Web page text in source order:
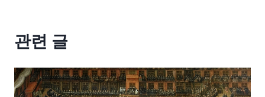
관련 글